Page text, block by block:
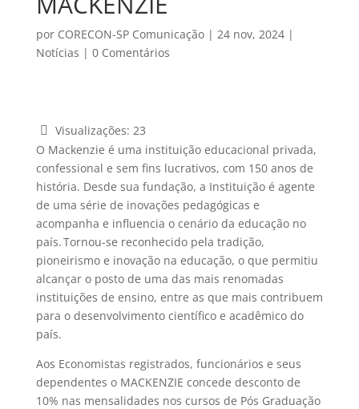
por CORECON-SP Comunicação| 24 nov, 2024|
Notícias | 0 Comentários
Visualizações: 23
O Mackenzie é uma instituição educacional privada,
confessional e sem fins lucrativos, com 150 anos de
história. Desde sua fundação, a Instituição é agente
de uma série de inovações pedagógicas e
acompanha e influencia o cenário da educação no
país. Tornou-se reconhecido pela tradição,
pioneirismo e inovação na educação, o que permitiu
alcançar o posto de uma das mais renomadas
instituições de ensino, entre as que mais contribuem
para o desenvolvimento científico e acadêmico do
país.
Aos Economistas registrados, funcionários e seus
dependentes o MACKENZIE concede desconto de
10% nas mensalidades nos cursos de Pós Graduação